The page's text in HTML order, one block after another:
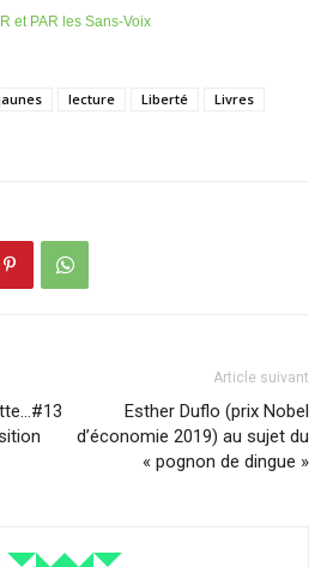
et PAR les Sans-Voix
lecture Liberté
Livres
Article suivant
Esther Duflo (prix Nobel
d’économie 2019) au sujet du
« pognon de dingue »